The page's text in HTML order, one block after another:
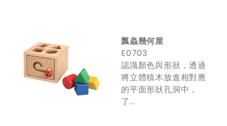
瓢蟲幾何屋
E0703
認識顏色與形狀，透過
將立體積木放進相對應
的平面形狀孔洞中，
了...